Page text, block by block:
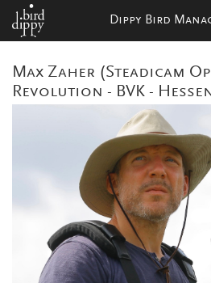
Dippy Bird
Max Zaher (Steadicam
Revolution - BVK -